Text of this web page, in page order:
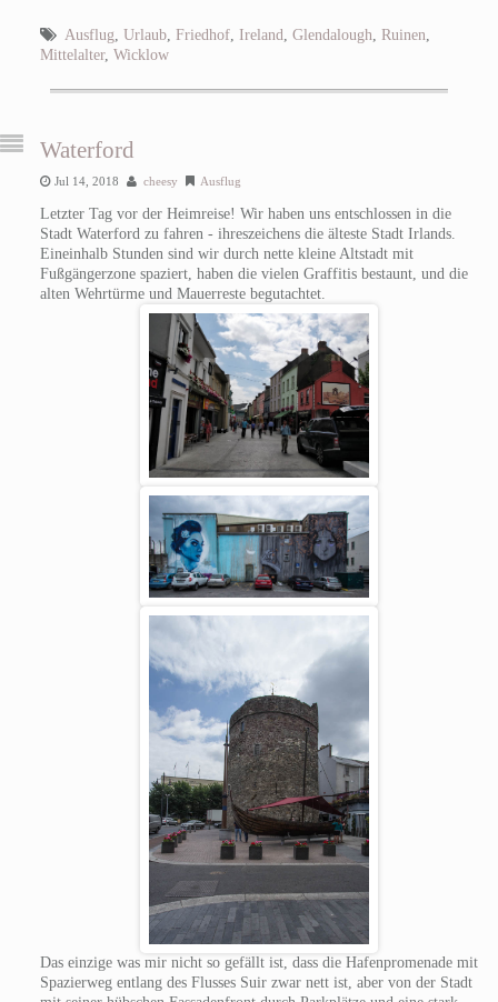
Ausflug, Urlaub, Friedhof, Ireland, Glendalough, Ruinen,
Mittelalter, Wicklow
Waterford
Jul 14, 2018 cheesy Ausflug
Letzter Tag vor der Heimreise! Wir haben uns entschlossen in die
Stadt Waterford zu fahren - ihreszeichens die älteste Stadt Irlands.
Eineinhalb Stunden sind wir durch nette kleine Altstadt mit
Fußgängerzone spaziert, haben die vielen Graffitis bestaunt, und die
alten Wehrtürme und Mauerreste begutachtet.
Das einzige was mir nicht so gefällt ist, dass die Hafenpromenade mit
Spazierweg entlang des Flusses Suir zwar nett ist, aber von der Stadt